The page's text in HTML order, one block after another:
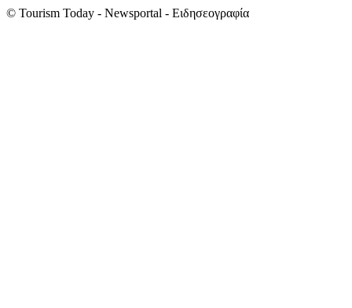
© Tourism Today - Newsportal - Ειδησεογραφία